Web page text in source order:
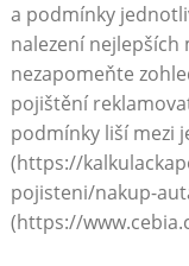
a podmínky
nalezení
nezapomeňte
pojištění
podmínky liší mezi
(https://
pojisteni/nakup-
(https://